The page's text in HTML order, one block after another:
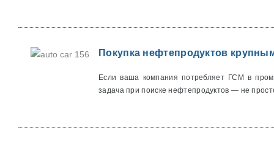
Покупка нефтепродуктов
Если ваша компания потребляет ГСМ в
задача при поиске нефтепродуктов — не